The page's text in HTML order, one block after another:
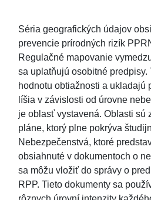
Séria geografických údajov
prevencie prírodných rizík
Regulačné mapovanie
sa uplatňujú osobitné predpisy.
hodnotu obtiažnosti a ukladajú
líšia v závislosti od úrovne
je oblasť vystavená. Oblasti sú
pláne, ktorý plne pokrýva
Nebezpečenstvá, ktoré
obsiahnuté v dokumentoch o
sa môžu vložiť do správy o
RPP. Tieto dokumenty sa